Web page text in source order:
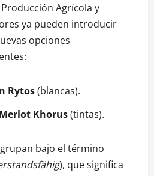
Agrícola y
ya pueden introducir
opciones
Rytos(blancas).
Merlot Khorus(tintas).
bajo el término
), que significa